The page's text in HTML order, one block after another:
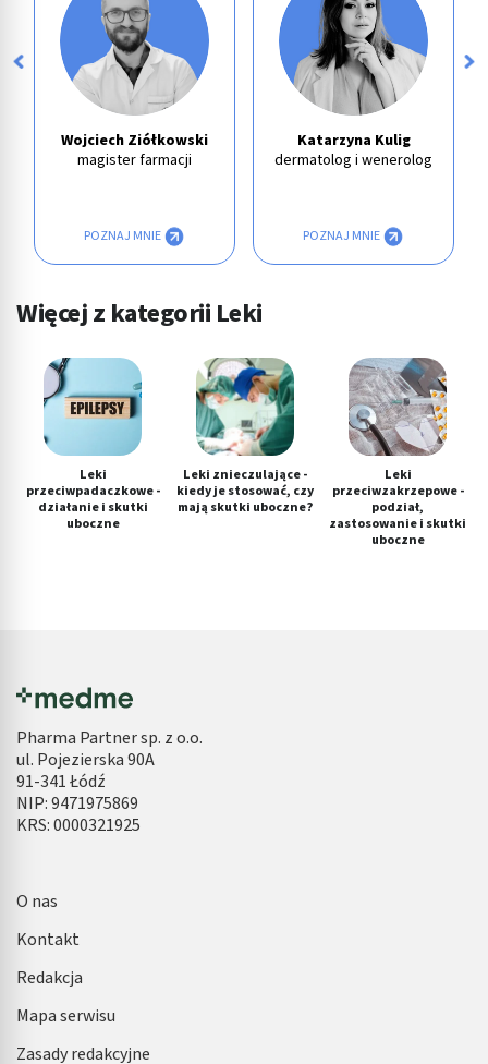
Wojciech Ziółkowski
magister farmacji
POZNAJ MNIE
Katarzyna Kulig
dermatolog i wenerolog
POZNAJ MNIE
Więcej z kategorii Leki
Leki
przeciwpadaczkowe -
działanie i skutki
uboczne
Leki znieczulające -
kiedy je stosować, czy
mają skutki uboczne?
Leki
przeciwzakrzepowe -
podział,
zastosowanie i skutki
uboczne
Pharma Partner sp. z o.o.
ul. Pojezierska 90A
91-341 Łódź
NIP: 9471975869
KRS: 0000321925
O nas
Kontakt
Redakcja
Mapa serwisu
Zasady redakcyjne